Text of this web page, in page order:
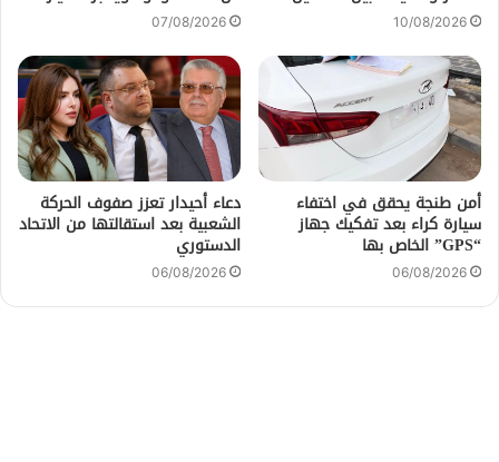
10/08/2026
07/08/2026
أمن طنجة يحقق في اختفاء
سيارة كراء بعد تفكيك جهاز
“GPS” الخاص بها
06/08/2026
دعاء أحيدار تعزز صفوف الحركة
الشعبية بعد استقالتها من الاتحاد
الدستوري
06/08/2026